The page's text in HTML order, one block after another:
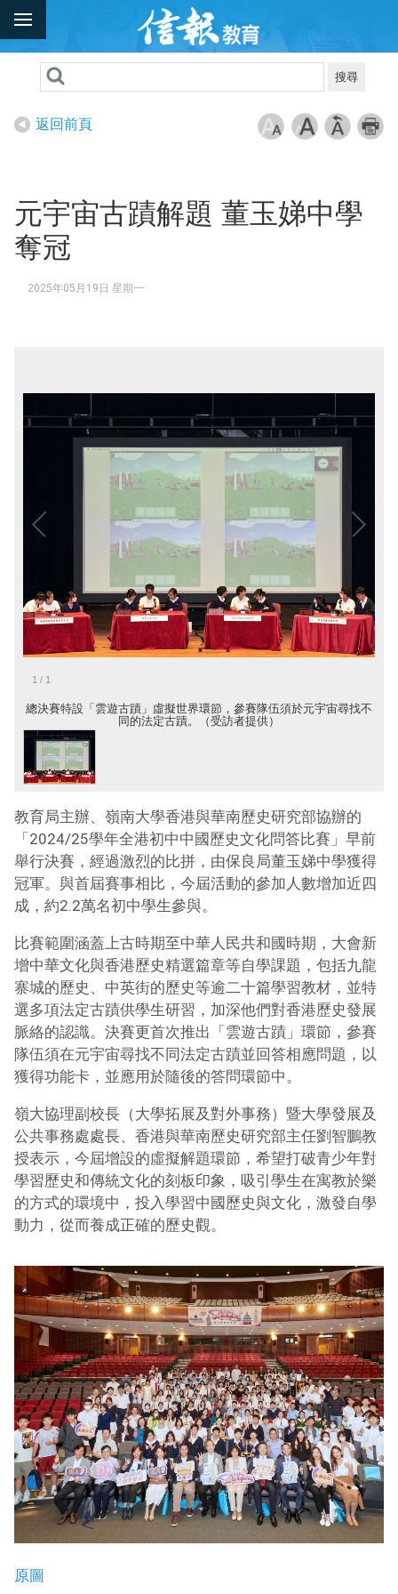
搜尋
返回前頁
元宇宙古蹟解題 董玉娣中學
奪冠
2025年05月19日 星期一
1 / 1
總決賽特設「雲遊古蹟」虛擬世界環節，參賽隊伍須於元宇宙尋找不
同的法定古蹟。（受訪者提供）
教育局主辦、嶺南大學香港與華南歷史研究部協辦的
「2024/25學年全港初中中國歷史文化問答比賽」早前
舉行決賽，經過激烈的比拼，由保良局董玉娣中學獲得
冠軍。與首屆賽事相比，今屆活動的參加人數增加近四
成，約2.2萬名初中學生參與。
比賽範圍涵蓋上古時期至中華人民共和國時期，大會新
增中華文化與香港歷史精選篇章等自學課題，包括九龍
寨城的歷史、中英街的歷史等逾二十篇學習教材，並特
選多項法定古蹟供學生研習，加深他們對香港歷史發展
脈絡的認識。決賽更首次推出「雲遊古蹟」環節，參賽
隊伍須在元宇宙尋找不同法定古蹟並回答相應問題，以
獲得功能卡，並應用於隨後的答問環節中。
嶺大協理副校長（大學拓展及對外事務）暨大學發展及
公共事務處處長、香港與華南歷史研究部主任劉智鵬教
授表示，今屆增設的虛擬解題環節，希望打破青少年對
學習歷史和傳統文化的刻板印象，吸引學生在寓教於樂
的方式的環境中，投入學習中國歷史與文化，激發自學
動力，從而養成正確的歷史觀。
原圖